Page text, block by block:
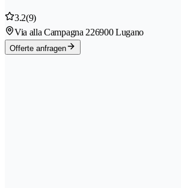
3.2(9)
Via alla Campagna 226900 Lugano
Offerte anfragen